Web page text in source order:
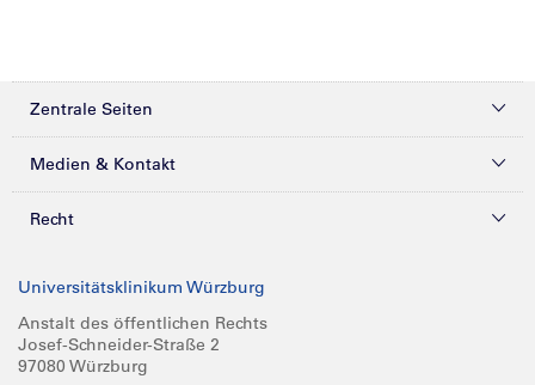
Zentrale Seiten
Kliniken & Zentren
Forschung
Karriere
Medien & Kontakt
Presse
Glossar
Recht
Compliance
Impressum
Universitätsklinikum Würzburg
Anstalt des öffentlichen Rechts
Josef-Schneider-Straße 2
97080 Würzburg